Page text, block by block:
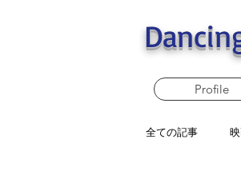
Profile
全ての記事